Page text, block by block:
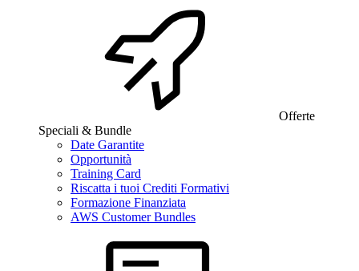
Offerte
Speciali & Bundle
Date Garantite
Opportunità
Training Card
Riscatta i tuoi Crediti Formativi
Formazione Finanziata
AWS Customer Bundles